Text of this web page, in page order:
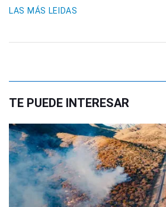
LAS MÁS LEIDAS
TE PUEDE INTERESAR